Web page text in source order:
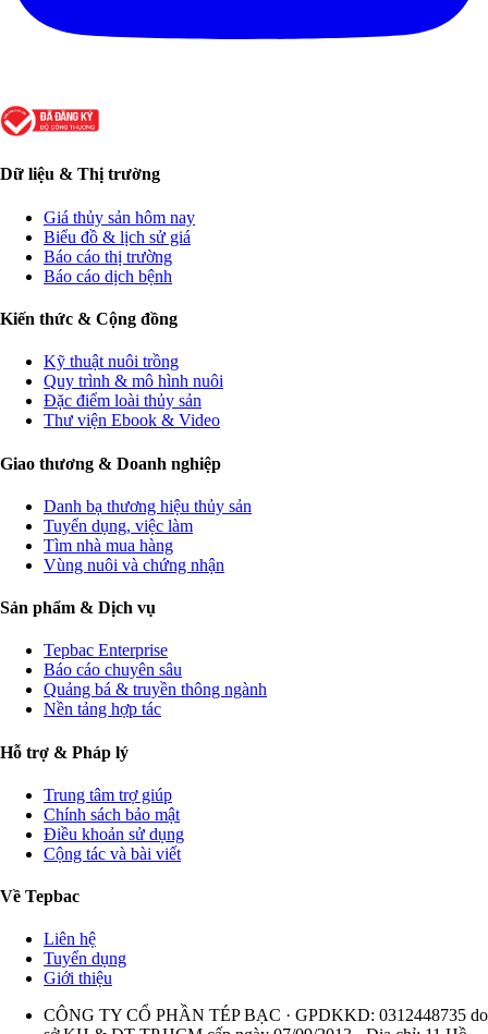
Dữ liệu & Thị trường
Giá thủy sản hôm nay
Biểu đồ & lịch sử giá
Báo cáo thị trường
Báo cáo dịch bệnh
Kiến thức & Cộng đồng
Kỹ thuật nuôi trồng
Quy trình & mô hình nuôi
Đặc điểm loài thủy sản
Thư viện Ebook & Video
Giao thương & Doanh nghiệp
Danh bạ thương hiệu thủy sản
Tuyển dụng, việc làm
Tìm nhà mua hàng
Vùng nuôi và chứng nhận
Sản phẩm & Dịch vụ
Tepbac Enterprise
Báo cáo chuyên sâu
Quảng bá & truyền thông ngành
Nền tảng hợp tác
Hỗ trợ & Pháp lý
Trung tâm trợ giúp
Chính sách bảo mật
Điều khoản sử dụng
Cộng tác và bài viết
Về Tepbac
Liên hệ
Tuyển dụng
Giới thiệu
CÔNG TY CỔ PHẦN TÉP BẠC · GPDKKD: 0312448735 do